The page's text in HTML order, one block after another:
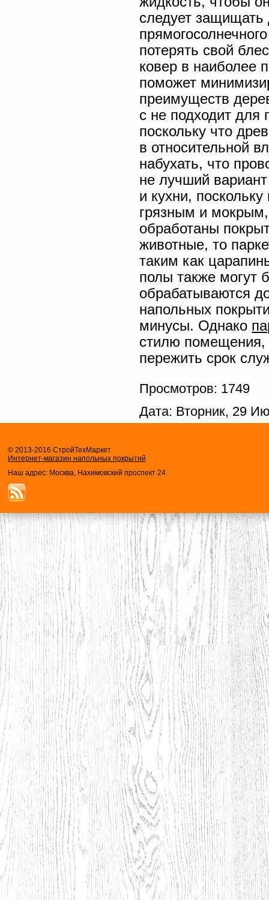
следует защищать
потерять свой
ковер в наиболее
поможет
преимуществ
с не подходит
поскольку что
в относительной
набухать, что
не лучший
и кухни,
грязным и
обработаны
животные, то
таким как
полы также могут
обрабатываются
напольных
минусы. Однако
стилю помещения,
пережить срок
Просмотров: 1749
Дата: Вторник, 29
© 2013-2016 СтройТехМаркет
Интернет-магазин напольных покрытий
Наш адрес: Москва, Нахимовский проспект 24